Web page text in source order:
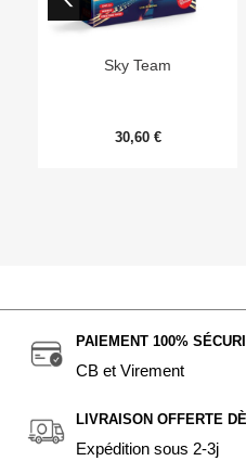
Sky Team
30,60 €
PAIEMENT 100%
CB et Virement
LIVRAISON OFFERTE
Expédition sous 2-3j